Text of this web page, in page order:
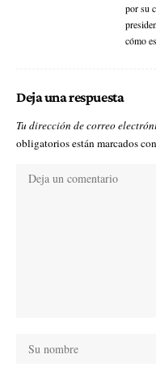
por su
cómo
Deja una respuesta
Tu dirección de correo
obligatorios están marcados con